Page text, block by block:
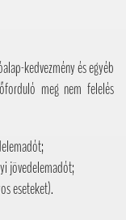
kedvezmény és egyéb
meg nem felelés
jövedelemadót;
eseteket).